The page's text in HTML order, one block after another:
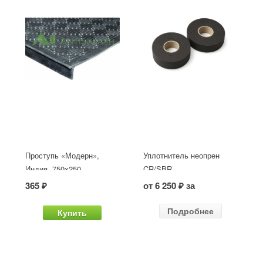
Проступь «Модерн»,
Индия, 750x250
365 ₽
Купить
Уплотнитель неопрен
CR/SBR
от 6 250 ₽ за
Подробнее